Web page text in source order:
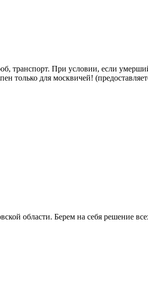
транспорт. При условии, если
для москвичей!
области. Берем на себя решение